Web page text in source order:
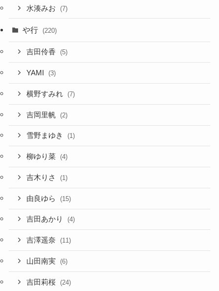
水湊みお (7)
や行 (220)
吉田伶香 (5)
YAMI (3)
横野すみれ (7)
吉岡里帆 (2)
雪野まゆき (1)
柳ゆり菜 (4)
吉木りさ (1)
由良ゆら (15)
吉田あかり (4)
吉澤遥奈 (11)
山田南実 (6)
吉田莉桜 (24)